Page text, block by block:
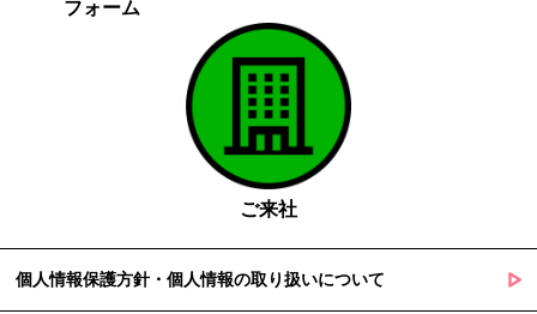
フォーム
ご来社
個人情報保護方針・個人情報の取り扱いについて